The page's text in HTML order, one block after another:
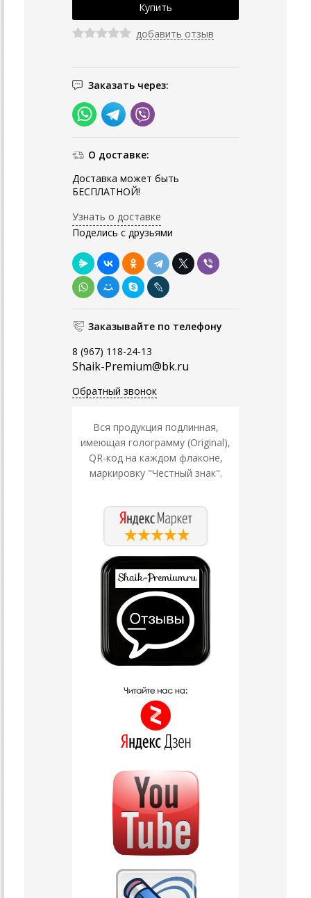
добавить отзыв
Заказать через:
О доставке:
Доставка может быть
БЕСПЛАТНОЙ!
Узнать о доставке
Поделись с друзьями
Заказывайте по телефону
8 (967) 118-24-13
Shaik-Premium@bk.ru
Обратный звонок
Вся продукция подлинная,
имеющая голограмму (Original),
QR-код на каждом флаконе,
маркировку "Честный знак".